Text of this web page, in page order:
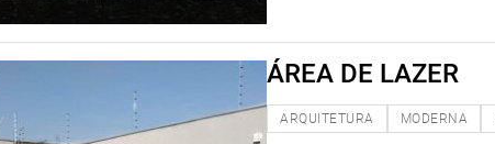
ÁREA DE LAZER
ARQUITETURA MODERNA